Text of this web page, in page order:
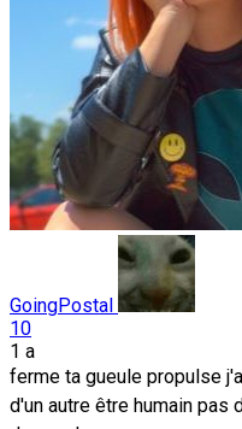
GoingPostal
10
1 a
ferme ta gueule propulse
d'un autre être humain pas